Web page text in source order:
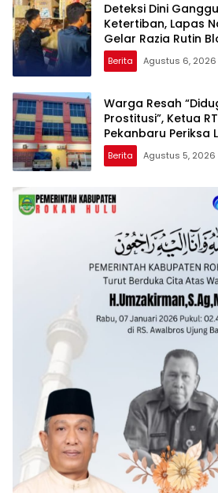
Deteksi Dini
Ketertiban, Lapas
Gelar Razia Rutin
Berita Agustus 6, 2026
Warga Resah
Prostitusi”, Ketua
Pekanbaru Periksa
Aktivitas Z
Datuk
Berita Agustus 5, 2026